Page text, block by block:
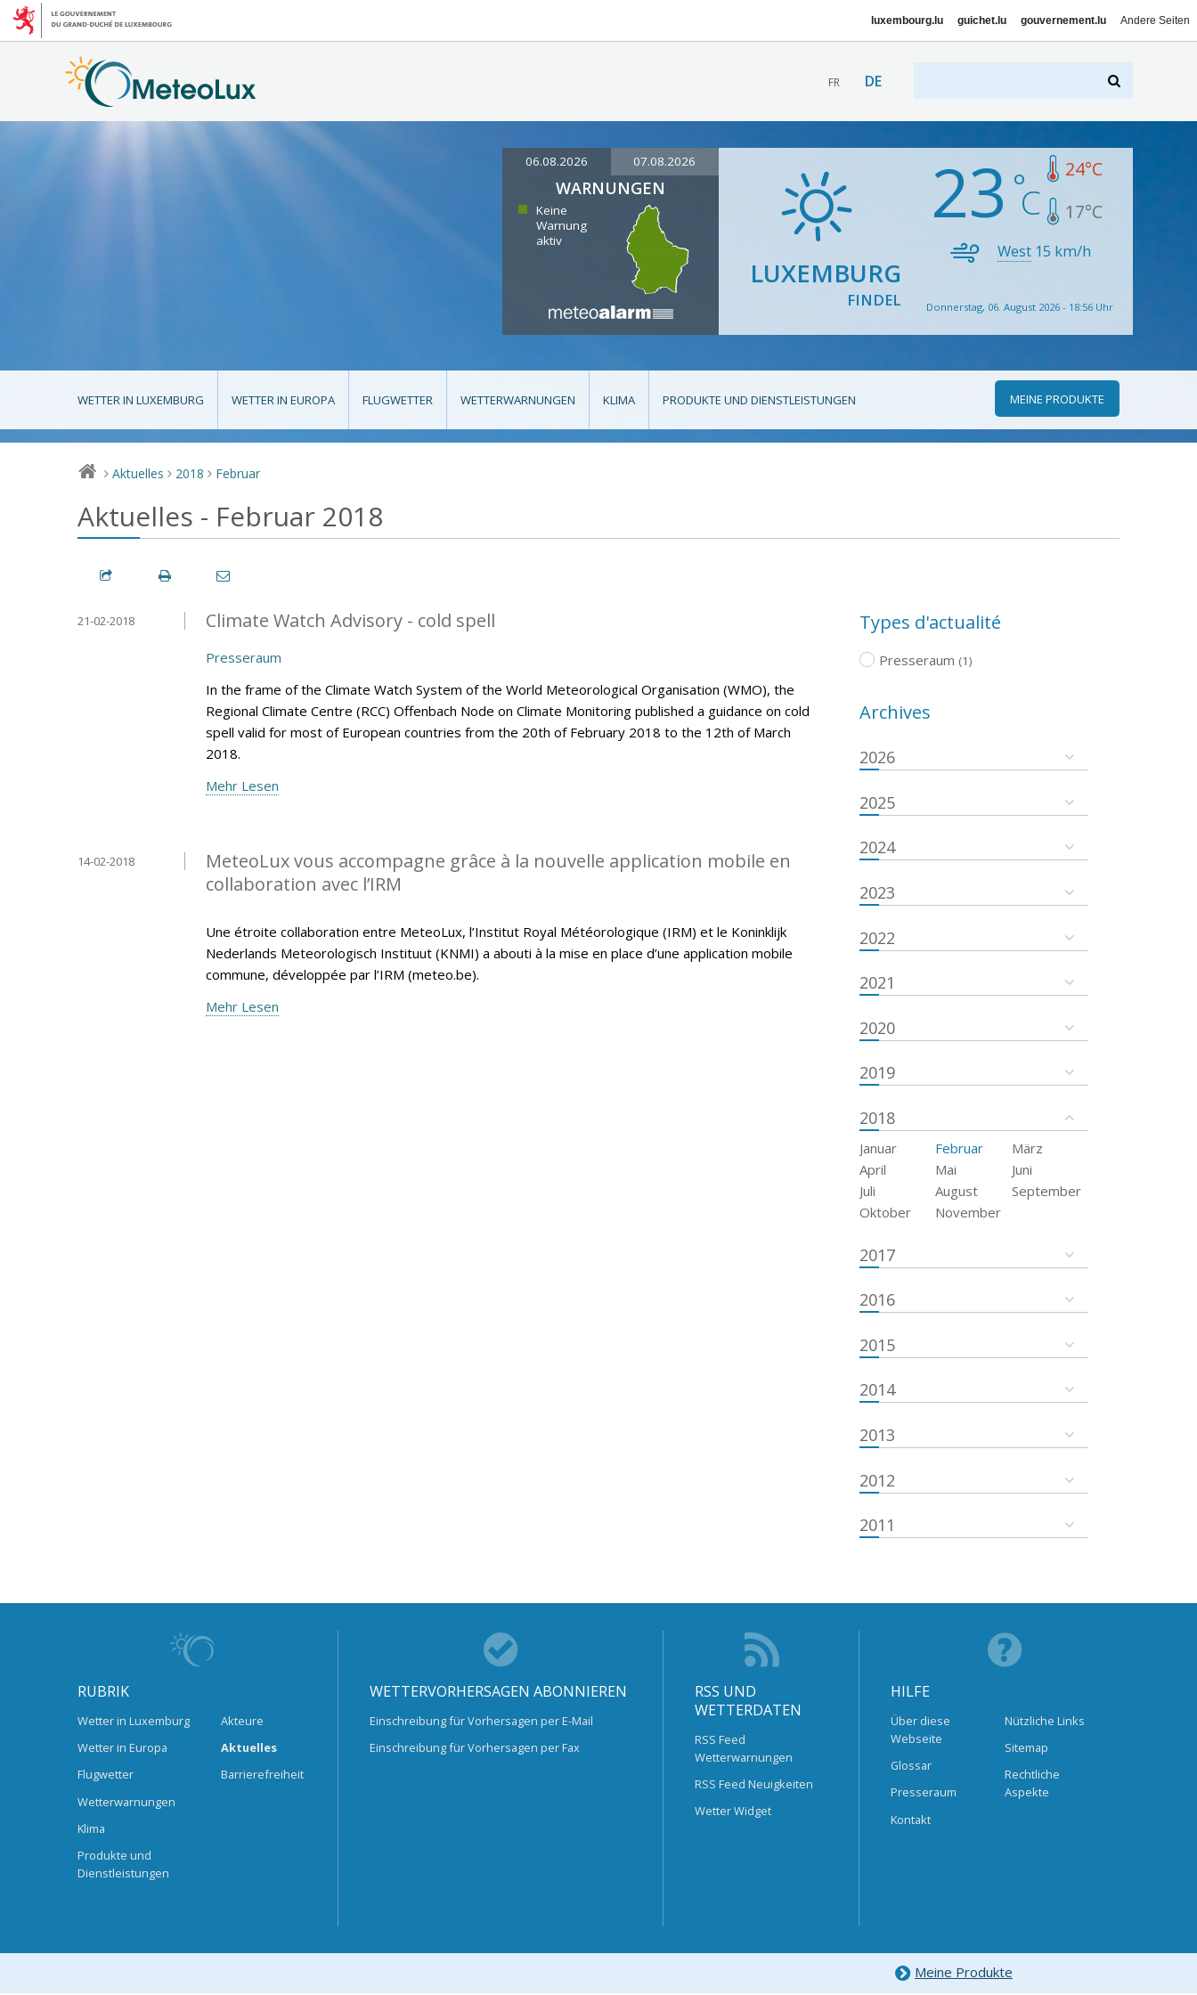
luxembourg.lu guichet.lu gouvernement.lu Andere Seiten
FR DE
06.08.2026 07.08.2026
WARNUNGEN
Keine
Warnung
aktiv
LUXEMBURG
FINDEL
23 24°C
17°C
West 15 km/h
Donnerstag, 06. August 2026 - 18:56 Uhr
WETTER IN LUXEMBURG WETTER IN EUROPA FLUGWETTER WETTERWARNUNGEN KLIMA PRODUKTE UND DIENSTLEISTUNGEN MEINE PRODUKTE
> Aktuelles > 2018 > Februar
Aktuelles - Februar 2018
Climate Watch Advisory - cold spell
21-02-2018
Presseraum
In the frame of the Climate Watch System of the World Meteorological Organisation (WMO), the
Regional Climate Centre (RCC) Offenbach Node on Climate Monitoring published a guidance on cold
spell valid for most of European countries from the 20th of February 2018 to the 12th of March
2018.
Mehr Lesen
MeteoLux vous accompagne grâce à la nouvelle application mobile en
collaboration avec l’IRM
14-02-2018
Une étroite collaboration entre MeteoLux, l’Institut Royal Météorologique (IRM) et le Koninklijk
Nederlands Meteorologisch Instituut (KNMI) a abouti à la mise en place d’une application mobile
commune, développée par l’IRM (meteo.be).
Mehr Lesen
Types d'actualité
Presseraum (1)
Archives
2026
2025
2024
2023
2022
2021
2020
2019
2018
Januar Februar
März
April
Mai
Juni
Juli
August
September
Oktober
November
2017
2016
2015
2014
2013
2012
2011
RUBRIK
Wetter in Luxemburg
Wetter in Europa
Flugwetter
Wetterwarnungen
Klima
Produkte und
Dienstleistungen
Akteure
Aktuelles
Barrierefreiheit
WETTERVORHERSAGEN ABONNIEREN
Einschreibung für Vorhersagen per E-Mail
Einschreibung für Vorhersagen per Fax
RSS UND
WETTERDATEN
RSS Feed
Wetterwarnungen
RSS Feed Neuigkeiten
Wetter Widget
HILFE
Über diese
Webseite
Glossar
Presseraum
Kontakt
Nützliche Links
Sitemap
Rechtliche
Aspekte
Meine Produkte